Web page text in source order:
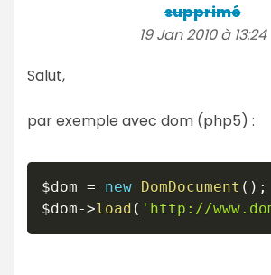
supprimé
19 Jan 2010 à 13:24
Salut,
par exemple avec dom (php5) :
$dom = new DomDocument ( ) ;
$dom->load ( 'http://